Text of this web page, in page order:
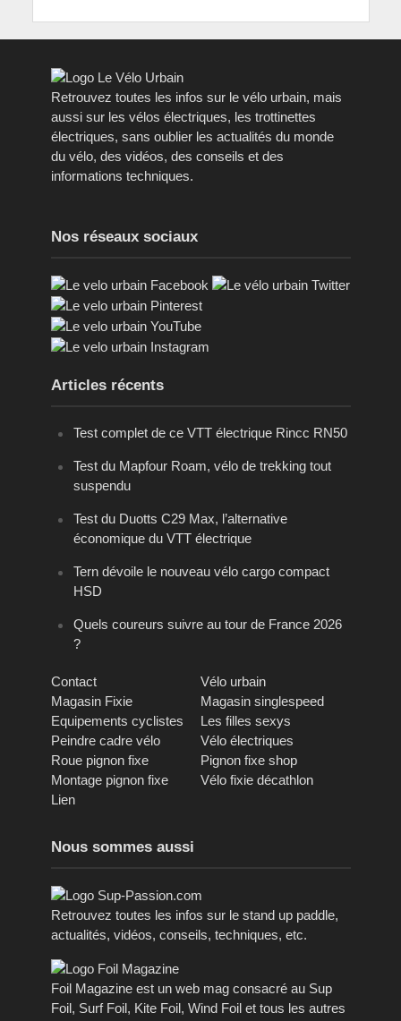
Retrouvez toutes les infos sur le vélo urbain, mais
aussi sur les vélos électriques, les trottinettes
électriques, sans oublier les actualités du monde
du vélo, des vidéos, des conseils et des
informations techniques.
Nos réseaux sociaux
Articles récents
Test complet de ce VTT électrique Rincc RN50
Test du Mapfour Roam, vélo de trekking tout
suspendu
Test du Duotts C29 Max, l’alternative
économique du VTT électrique
Tern dévoile le nouveau vélo cargo compact
HSD
Quels coureurs suivre au tour de France 2026
?
Contact
Vélo urbain
Magasin Fixie
Magasin singlespeed
Equipements cyclistes
Les filles sexys
Peindre cadre vélo
Vélo électriques
Roue pignon fixe
Pignon fixe shop
Montage pignon fixe
Vélo fixie décathlon
Lien
Nous sommes aussi
Retrouvez toutes les infos sur le stand up paddle,
actualités, vidéos, conseils, techniques, etc.
Foil Magazine est un web mag consacré au Sup
Foil, Surf Foil, Kite Foil, Wind Foil et tous les autres